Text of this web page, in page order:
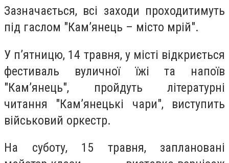
Зазначається, всі заходи проходитимуть
під гаслом "Кам’янець – місто мрій".
У п’ятницю, 14 травня, у місті відкриється
фестиваль вуличної їжі та напоїв
"Кам’янець", пройдуть літературні
читання "Кам’янецькі чари", виступить
військовий оркестр.
На суботу, 15 травня, заплановані